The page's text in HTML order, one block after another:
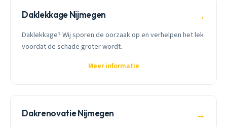
Daklekkage Nijmegen →
Daklekkage? Wij sporen de oorzaak op en verhelpen het lek
voordat de schade groter wordt.
Meer informatie
Dakrenovatie Nijmegen →